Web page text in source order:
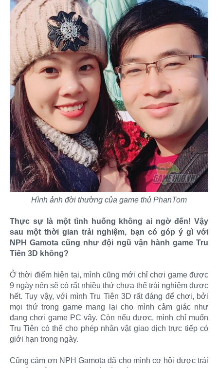
Hình ảnh đời thường của game thủ PhanTom
Thực sự là một tình huống không ai ngờ đến! Vậy
sau một thời gian trải nghiệm, bạn có góp ý gì với
NPH Gamota cũng như đội ngũ vận hành game Tru
Tiên 3D không?
Ở thời điểm hiện tại, mình cũng mới chỉ chơi game được
9 ngày nên sẽ có rất nhiều thứ chưa thể trải nghiệm được
hết. Tuy vậy, với mình Tru Tiên 3D rất đáng để chơi, bởi
mọi thứ trong game mang lại cho mình cảm giác như
đang chơi game PC vậy. Còn nếu được, mình chỉ muốn
Tru Tiên có thể cho phép nhân vật giao dịch trực tiếp có
giới hạn trong ngày.
Cũng cảm ơn NPH Gamota đã cho mình cơ hội được trải